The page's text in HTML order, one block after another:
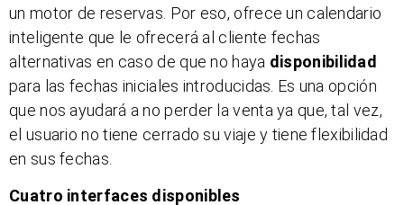
un motor de reservas. Por eso, ofrece un calendario
inteligente que le ofrecerá al cliente fechas
alternativas en caso de que no haya disponibilidad
para las fechas iniciales introducidas. Es una opción
que nos ayudará a no perder la venta ya que, tal vez,
el usuario no tiene cerrado su viaje y tiene flexibilidad
en sus fechas.
Cuatro interfaces disponibles